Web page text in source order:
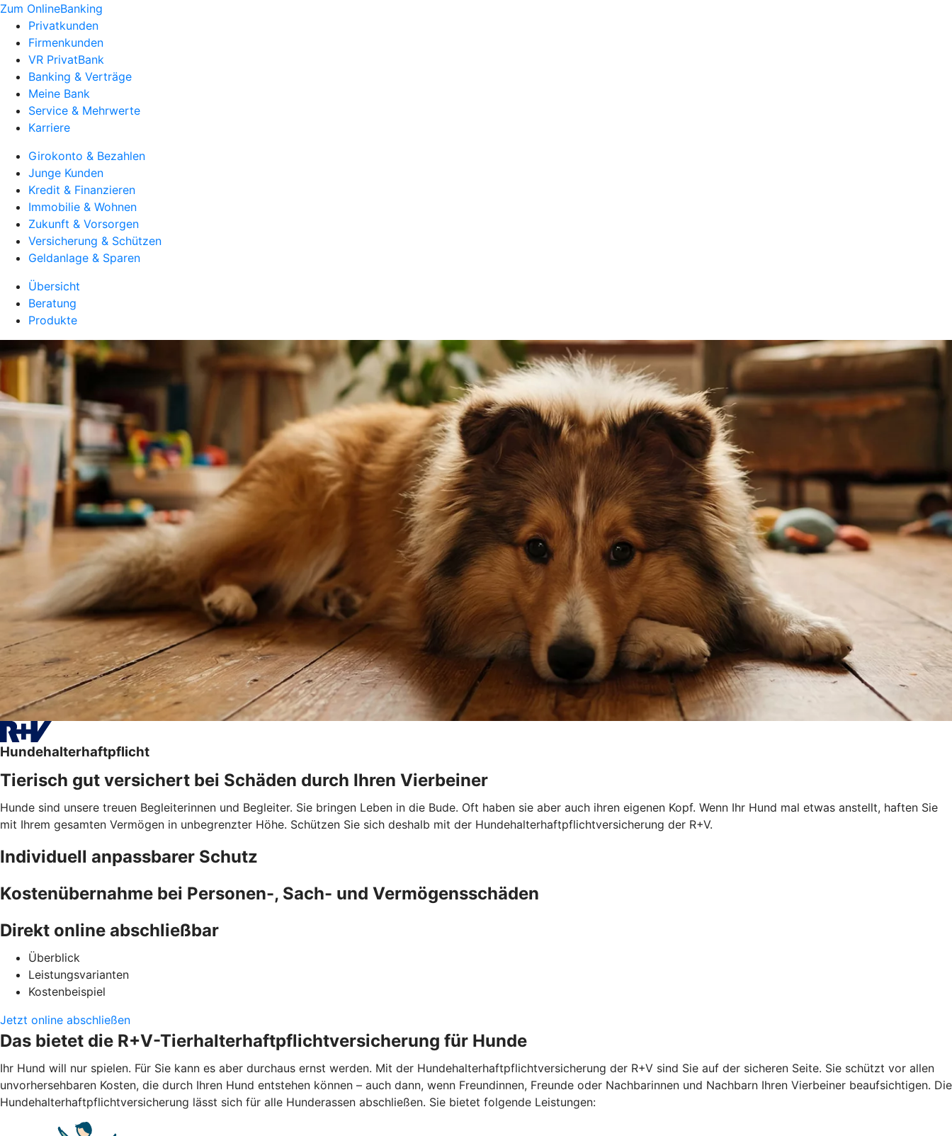
Zum OnlineBanking
Privatkunden
Firmenkunden
VR PrivatBank
Banking & Verträge
Meine Bank
Service & Mehrwerte
Karriere
Girokonto & Bezahlen
Junge Kunden
Kredit & Finanzieren
Immobilie & Wohnen
Zukunft & Vorsorgen
Versicherung & Schützen
Geldanlage & Sparen
Übersicht
Beratung
Produkte
Hundehalterhaftpflicht
Tierisch gut versichert bei Schäden durch Ihren Vierbeiner
Hunde sind unsere treuen Begleiterinnen und Begleiter. Sie bringen Leben in die Bude. Oft haben sie aber auch ihren eigenen Kopf. Wenn Ihr Hund mal etwas anstellt, haften Sie
mit Ihrem gesamten Vermögen in unbegrenzter Höhe. Schützen Sie sich deshalb mit der Hundehalterhaftpflichtversicherung der R+V.
Individuell anpassbarer Schutz
Kostenübernahme bei Personen-, Sach- und Vermögensschäden
Direkt online abschließbar
Überblick
Leistungsvarianten
Kostenbeispiel
Jetzt online abschließen
Das bietet die R+V-Tierhalterhaftpflichtversicherung für Hunde
Ihr Hund will nur spielen. Für Sie kann es aber durchaus ernst werden. Mit der Hundehalterhaftpflichtversicherung der R+V sind Sie auf der sicheren Seite. Sie schützt vor allen
unvorhersehbaren Kosten, die durch Ihren Hund entstehen können – auch dann, wenn Freundinnen, Freunde oder Nachbarinnen und Nachbarn Ihren Vierbeiner beaufsichtigen. Die
Hundehalterhaftpflichtversicherung lässt sich für alle Hunderassen abschließen. Sie bietet folgende Leistungen: